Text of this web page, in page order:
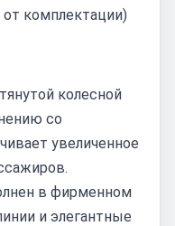
комплектации)
колесной
со
увеличенное
в фирменном
и элегантные